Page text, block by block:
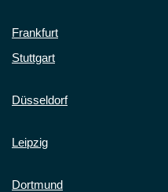
Frankfurt
Stuttgart
Düsseldorf
Leipzig
Dortmund